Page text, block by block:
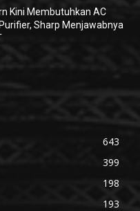
Kini Membutuhkan AC
Sharp Menjawabnya
643
399
198
193